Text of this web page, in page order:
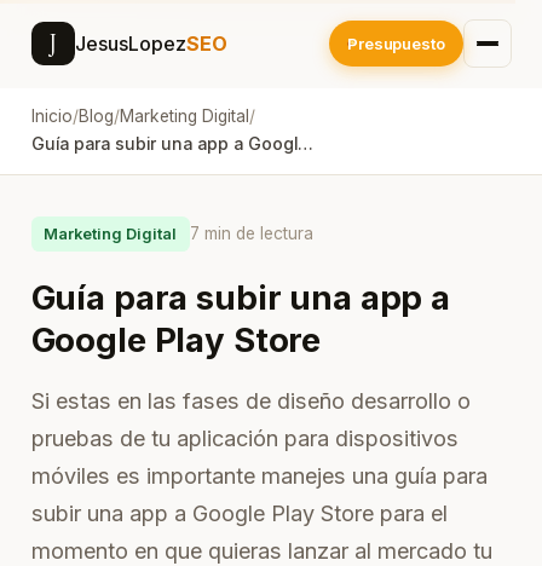
J JesusLopezSEO Presupuesto
Inicio/Blog/Marketing Digital /
Guía para subir una app a Google Play Store
Marketing Digital 7 min de lectura
Guía para subir una app a
Google Play Store
Si estas en las fases de diseño desarrollo o
pruebas de tu aplicación para dispositivos
móviles es importante manejes una guía para
subir una app a Google Play Store para el
momento en que quieras lanzar al mercado tu